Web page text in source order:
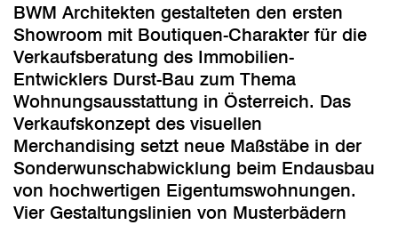
BWM Architekten gestalteten den ersten
Showroom mit Boutiquen-Charakter für die
Verkaufsberatung des Immobilien-
Entwicklers Durst-Bau zum Thema
Wohnungsausstattung in Österreich. Das
Verkaufskonzept des visuellen
Merchandising setzt neue Maßstäbe in der
Sonderwunschabwicklung beim Endausbau
von hochwertigen Eigentumswohnungen.
Vier Gestaltungslinien von Musterbädern